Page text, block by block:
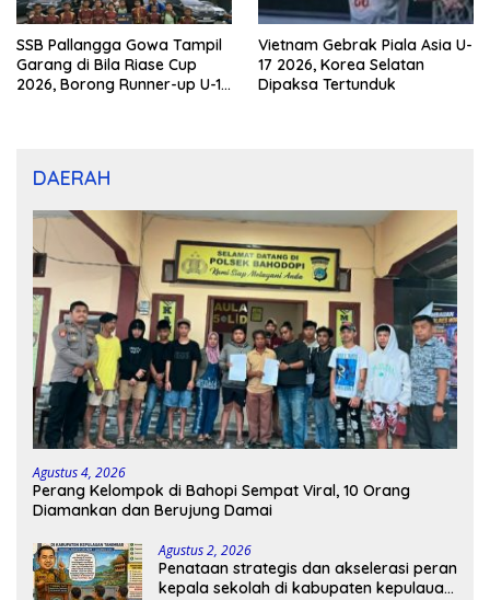
SSB Pallangga Gowa Tampil
Garang di Bila Riase Cup
2026, Borong Runner-up U-10
Vietnam Gebrak Piala Asia U-
17 2026, Korea Selatan
Dipaksa Tertunduk
DAERAH
Agustus 4, 2026
Perang Kelompok di Bahopi Sempat Viral, 10 Orang
Diamankan dan Berujung Damai
Agustus 2, 2026
Penataan strategis dan akselerasi peran
kepala sekolah di kabupaten kepulauan